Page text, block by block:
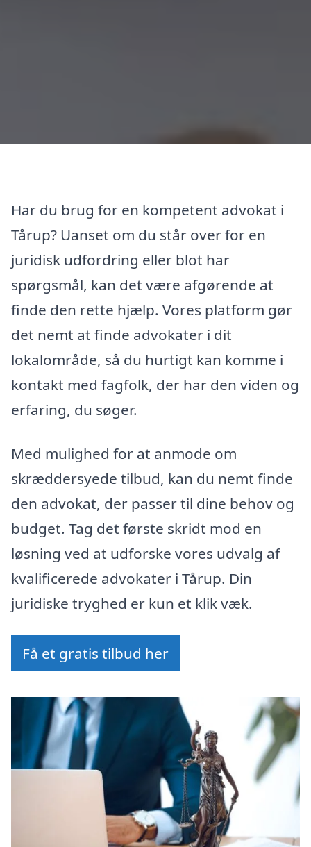
Har du brug for en kompetent advokat i
Tårup? Uanset om du står over for en
juridisk udfordring eller blot har
spørgsmål, kan det være afgørende at
finde den rette hjælp. Vores platform gør
det nemt at finde advokater i dit
lokalområde, så du hurtigt kan komme i
kontakt med fagfolk, der har den viden og
erfaring, du søger.
Med mulighed for at anmode om
skræddersyede tilbud, kan du nemt finde
den advokat, der passer til dine behov og
budget. Tag det første skridt mod en
løsning ved at udforske vores udvalg af
kvalificerede advokater i Tårup. Din
juridiske tryghed er kun et klik væk.
Få et gratis tilbud her